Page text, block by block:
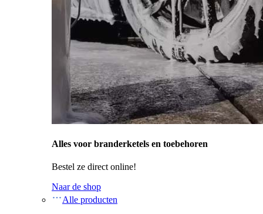
Alles voor branderketels en toebehoren
Bestel ze direct online!
Naar de shop
Alle producten